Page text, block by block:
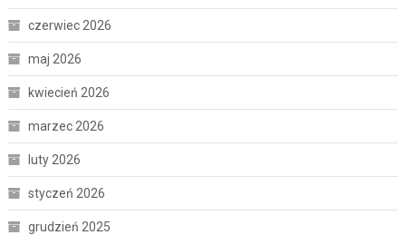
czerwiec 2026
maj 2026
kwiecień 2026
marzec 2026
luty 2026
styczeń 2026
grudzień 2025